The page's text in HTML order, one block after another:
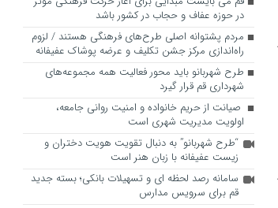
در حوزه عفاف و حجاب در کشور باشد
مردم پشتوانه اصلی طرح‌های فرهنگی هستند / لزوم
راه‌اندازی مرکز جشن تکلیف و عرضه پوشاک عفیفانه
طرح شهربانو باید محور فعالیت همه مجموعه‌های
شهرداری قم قرار گیرد
صیانت از حریم خانواده و امنیت روانی جامعه،
اولویت مدیریت شهری است
“طرح شهربانو” به دنبال تقویت هویت دختران و
زیست عفیفانه با زبان هنر است
سامانه رصد لحظه ای و تسهیلات بانکی؛ بسته جدید
قم برای سرویس مدارس